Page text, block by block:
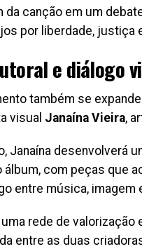
canção em um
por liberdade,
e diálogo
também se
visual Janaína Vieira,
Janaína desenvolverá
com peças que
entre música, imagem
rede de
entre as duas